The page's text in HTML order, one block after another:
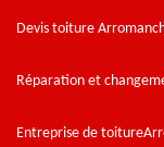
Devis toiture
Réparation et
Entreprise de